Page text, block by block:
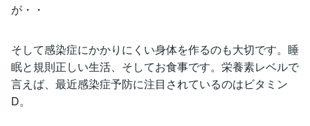
が・・
そして感染症にかかりにくい身体を作るのも大切です。睡
眠と規則正しい生活、そしてお食事です。栄養素レベルで
言えば、最近感染症予防に注目されているのはビタミン
D。